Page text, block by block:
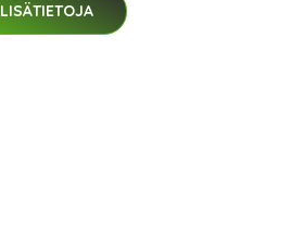
LISÄTIETOJA